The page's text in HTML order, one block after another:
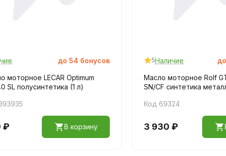
до 54 бонусов
моторное LECAR Optimum
SL полусинтетика (1 л)
₽ В корзину
5Наличие до
Масло моторное Rolf
SN/CF синтетика
Код 69324
3 930 ₽